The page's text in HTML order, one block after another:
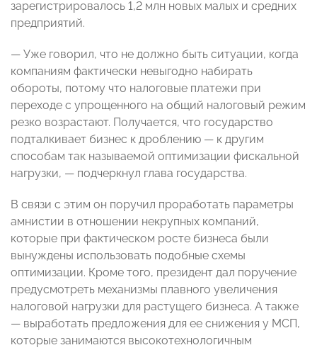
зарегистрировалось 1,2 млн новых малых и средних
предприятий.
— Уже говорил, что не должно быть ситуации, когда
компаниям фактически невыгодно набирать
обороты, потому что налоговые платежи при
переходе с упрощенного на общий налоговый режим
резко возрастают. Получается, что государство
подталкивает бизнес к дроблению — к другим
способам так называемой оптимизации фискальной
нагрузки, — подчеркнул глава государства.
В связи с этим он поручил проработать параметры
амнистии в отношении некрупных компаний,
которые при фактическом росте бизнеса были
вынуждены использовать подобные схемы
оптимизации. Кроме того, президент дал поручение
предусмотреть механизмы плавного увеличения
налоговой нагрузки для растущего бизнеса. А также
— выработать предложения для ее снижения у МСП,
которые занимаются высокотехнологичным